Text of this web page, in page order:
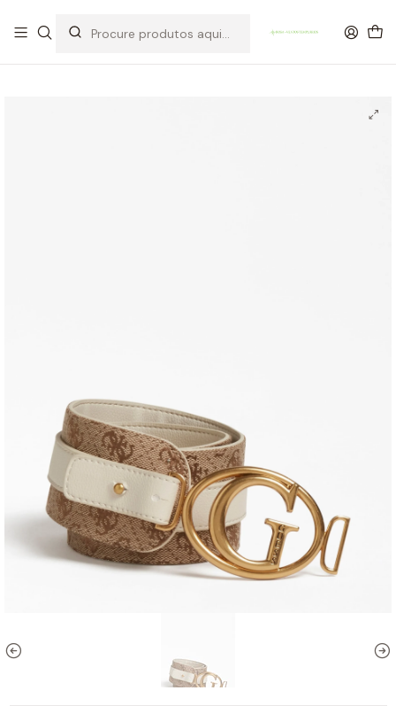
OFERTA DE PORTES DE ENVIO em compras para Portugal superiores a
80€ de artigos sem promoção